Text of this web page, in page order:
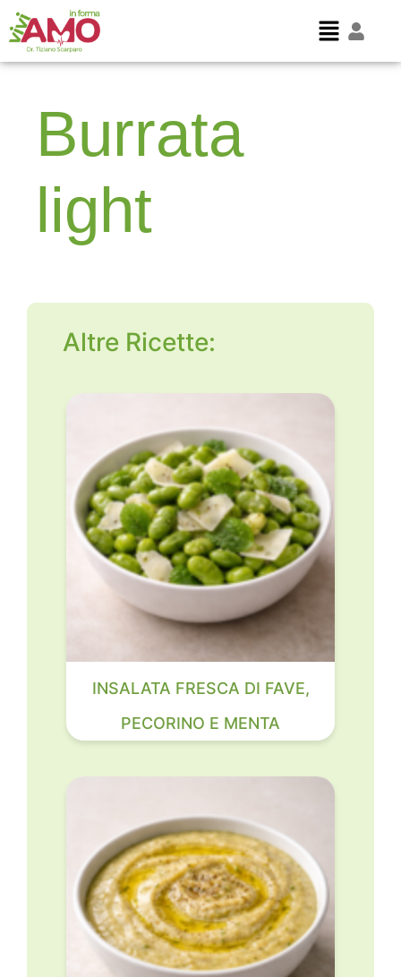
Burrata
light
Altre Ricette:
INSALATA FRESCA DI FAVE,
PECORINO E MENTA